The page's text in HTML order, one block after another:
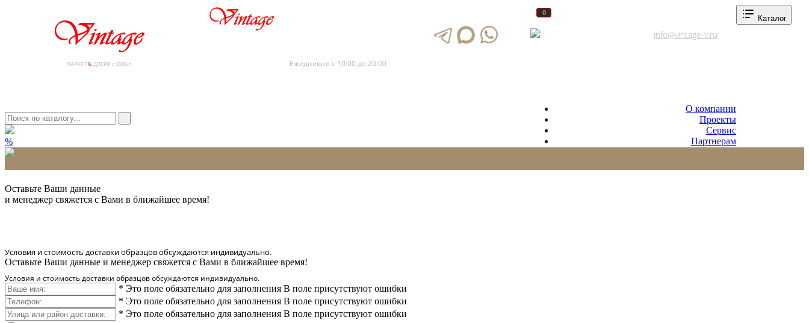
ПАРКЕТ&ДВЕРИ с 2006 г. Ежедневно с 10:00 до 20:00
info@vintage-v.ru
0
0
О компании
Проекты
Сервис
Партнерам
Каталог
%
Оставьте Ваши данные
и менеджер свяжется с Вами в ближайшее время!
Условия и стоимость доставки образцов обсуждаются индивидуально.
Оставьте Ваши данные и менеджер свяжется с Вами в ближайшее время!
Условия и стоимость доставки образцов обсуждаются индивидуально.
* Это поле обязательно для заполнения В поле присутствуют ошибки
* Это поле обязательно для заполнения В поле присутствуют ошибки
* Это поле обязательно для заполнения В поле присутствуют ошибки